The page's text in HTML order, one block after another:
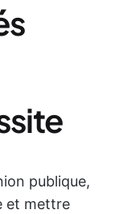
publique,
et mettre